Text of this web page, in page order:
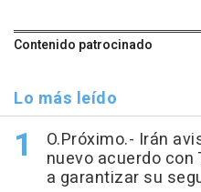
Contenido patrocinado
Lo más leído
O.Próximo.- Irán
nuevo acuerdo con
a garantizar su